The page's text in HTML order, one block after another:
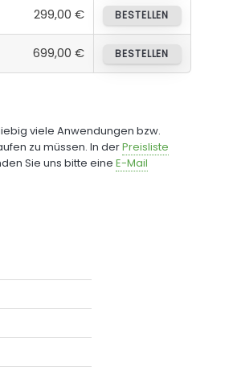
299,00 € BESTELLEN
699,00 € BESTELLEN
viele Anwendungen bzw.
zu müssen. In derPreisliste
Sie uns bitte eine E-Mail